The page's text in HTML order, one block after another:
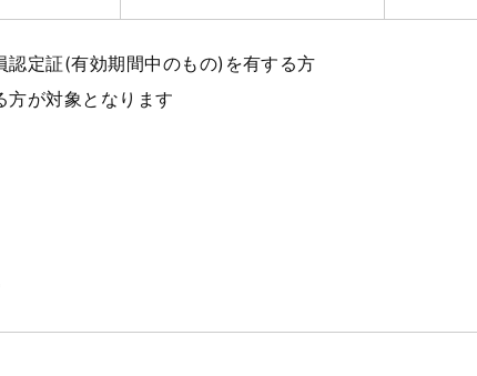
定証(有効期間中のもの)を有する方
が対象となります